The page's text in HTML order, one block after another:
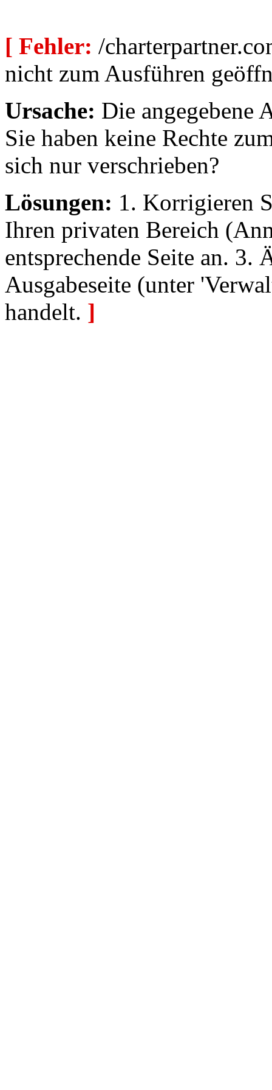
[ Fehler: /
nicht zum Ausführen
Ursache: Die angegebene
Sie haben keine Rechte
sich nur verschrieben?
Lösungen: 1. Korrigieren
Ihren privaten Bereich
entsprechende Seite an. 3.
Ausgabeseite (unter
handelt. ]